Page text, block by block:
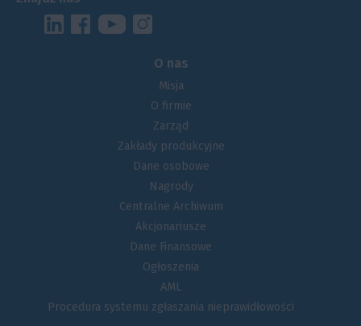
O nas
Misja
O firmie
Zarząd
Zakłady produkcyjne
Dane osobowe
Nagrody
Centralne Archiwum
Akcjonariusze
Dane Finansowe
Ogłoszenia
AML
Procedura systemu zgłaszania nieprawidłowości